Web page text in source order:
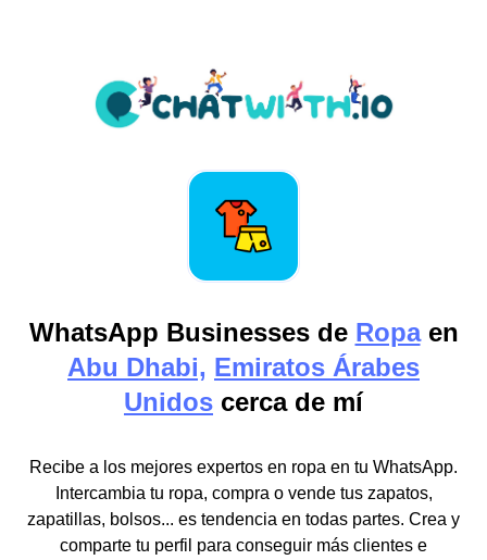
WhatsApp Businesses de Ropaen
Abu Dhabi, Emiratos Árabes
Unidos cerca de mí
Recibe a los mejores expertos en ropa en tu WhatsApp.
Intercambia tu ropa, compra o vende tus zapatos,
zapatillas, bolsos... es tendencia en todas partes. Crea y
comparte tu perfil para conseguir más clientes e